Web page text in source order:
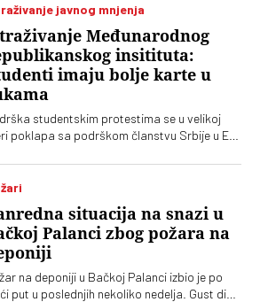
javnog mnjenja
Međunarodnog
insitituta:
imaju bolje karte u
studentskim protestima se u velikoj
poklapa sa podrškom članstvu Srbije u EU.
tema predstojeće izborne kampanje.
god, i istraživanje Međunarodnog
imaju bolje karte od režimskih partija
situacija na snazi u
Palanci zbog požara na
na deponiji u Bačkoj Palanci izbio je po
put u poslednjih nekoliko nedelja. Gust dim